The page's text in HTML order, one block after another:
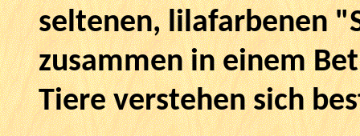
seltenen, lilafarbenen
zusammen in einem
Tiere verstehen sich